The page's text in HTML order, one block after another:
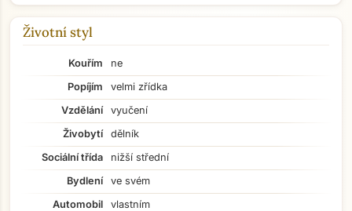
Životní styl
Kouřím
ne
Popíjím
velmi zřídka
Vzdělání
vyučení
Živobytí
dělník
Sociální třída
nižší střední
Bydlení
ve svém
Automobil
vlastním